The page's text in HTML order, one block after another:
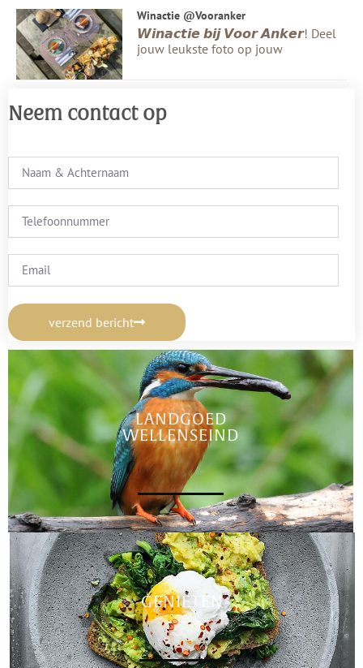
Winactie @vooranker
𝙒𝙞𝙣𝙖𝙘𝙩𝙞𝙚 𝙗𝙞𝙟 𝙑𝙤𝙤𝙧 𝘼𝙣𝙠𝙚𝙧! Deel
jouw leukste foto op jouw
Neem contact op
verzend bericht
LANDGOED
WELLENSEIND
GENIETEN